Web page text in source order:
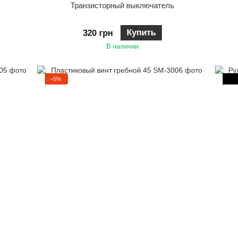
Транзисторный выключатель
320 грн Купить
В наличии
−5%